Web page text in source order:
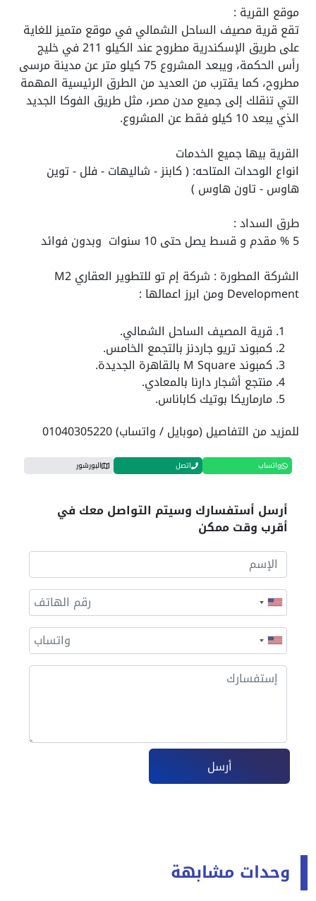
موقع القرية :
تقع قرية مصيف الساحل الشمالي في موقع متميز للغاية
على طريق الإسكندرية مطروح عند الكيلو 211 في خليج
رأس الحكمة، ويبعد المشروع 75 كيلو متر عن مدينة مرسى
مطروح، كما يقترب من العديد من الطرق الرئيسية المهمة
التي تنقلك إلى جميع مدن مصر، مثل طريق الفوكا الجديد
الذي يبعد 10 كيلو فقط عن المشروع.
القرية بيها جميع الخدمات
انواع الوحدات المتاحه: (كابنز - شاليهات - فلل - توين
هاوس - تاون هاوس )
طرق السداد :
5 % مقدم و قسط يصل حتى 10 سنوات وبدون فوائد
الشركة المطورة : شركة إم تو للتطوير العقاري M2
Development ومن ابرز اعمالها :
قرية المصيف الساحل الشمالي.
كمبوند تريو جاردنز بالتجمع الخامس.
كمبوند M Square بالقاهرة الجديدة.
منتجع أشجار دارنا بالمعادي.
مارماريكا بوتيك كاباناس.
للمزيد من التفاصيل (موبايل / واتساب) 01040305220
واتساب اتصل البورشور
أرسل أستفسارك وسيتم التواصل معك في
أقرب وقت ممكن
أرسل
وحدات مشابهة